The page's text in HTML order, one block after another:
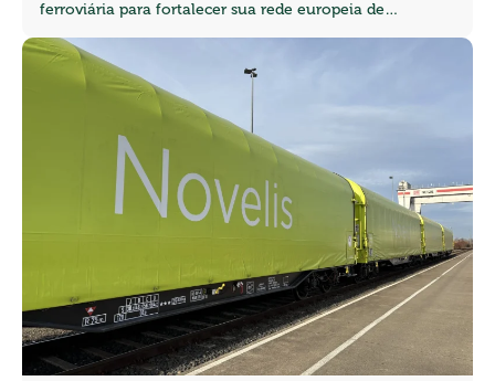
ferroviária para fortalecer sua rede europeia de